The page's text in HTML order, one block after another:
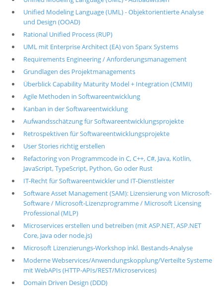
Unified Modeling Language (UML) - Objektorientierte Analyse
und Design (OOAD)
Rational Unified Process (RUP)
UML mit Enterprise Architect (EA) von Sparx Systems
Requirements Engineering / Anforderungsmanagement
Grundlagen des Projektmanagements
Überblick Capability Maturity Model + Integration (CMMI)
Agile Methoden in Softwareentwicklung
Kanban in der Softwareentwicklung
Aufwandsschätzung für Softwareentwicklungsprojekte
Retrospektiven für Softwareentwicklungsprojekte
User Stories richtig erstellen
Refactoring von Programmcode in C, C++, C#, Java, Kotlin,
JavaScript, TypeScript, Python, Go oder Rust
IT-Recht für Softwareentwickler und IT-Dienstleister
Software Asset Management (SAM): Lizensierung von Microsoft-
Software / Microsoft-Lizenzprogramme / Microsoft Licensing
Professional (MLP)
Microservices erstellen und betreiben (mit ASP.NET, ASP.NET
Core, Java oder node.js)
Microsoft Lizenzierungs-Workshop inkl. Bestands-Analyse
Moderne Webservices/Anwendungskopplung/Verteilte Systeme
mit WebAPIs (HTTP-APIs/REST/Microservices)
Domain Driven Design (DDD)